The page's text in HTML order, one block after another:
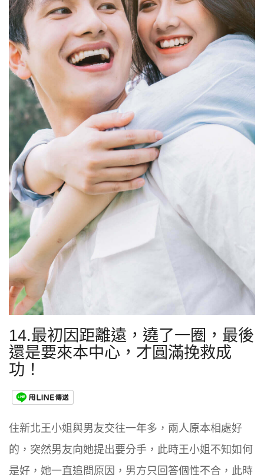
14.最初因距離遠，遶了一圈，最後
還是要來本中心，才圓滿挽救成
功！
住新北王小姐與男友交往一年多，兩人原本相處好
的 ，突然男友向她提出要分手，此時王小姐不知如何
是好，她一直追問原因，男方只回答個性不合，此時